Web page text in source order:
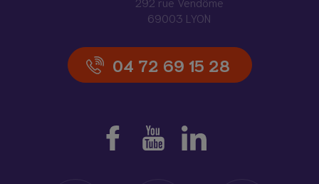
69003 LYON
04 72 69 15 28